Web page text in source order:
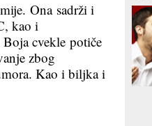
Ona sadrži i
kao i
cvekle potiče
zbog
Kao i biljka i